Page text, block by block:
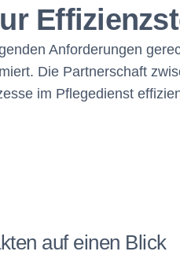
Anforderungen
Die Partnerschaft
im Pflegedienst
auf einen Blick